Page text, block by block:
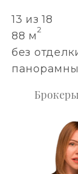
13 из 18
88 м 2
без